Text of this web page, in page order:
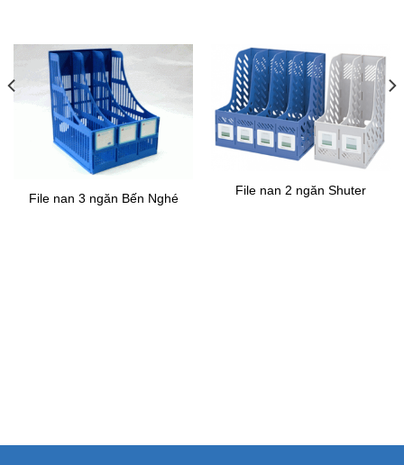
File nan 3 ngăn Bến Nghé
File nan 2 ngăn Shuter